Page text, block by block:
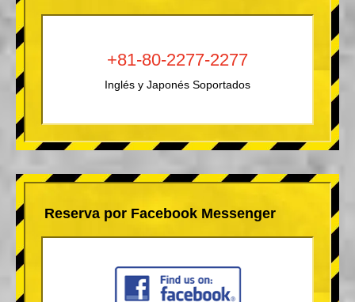
+81-80-2277-2277
Inglés y Japonés Soportados
Reserva por Facebook Messenger